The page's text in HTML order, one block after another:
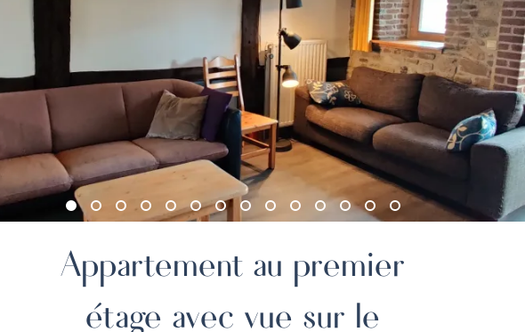
Appartement au premier
étage avec vue sur le